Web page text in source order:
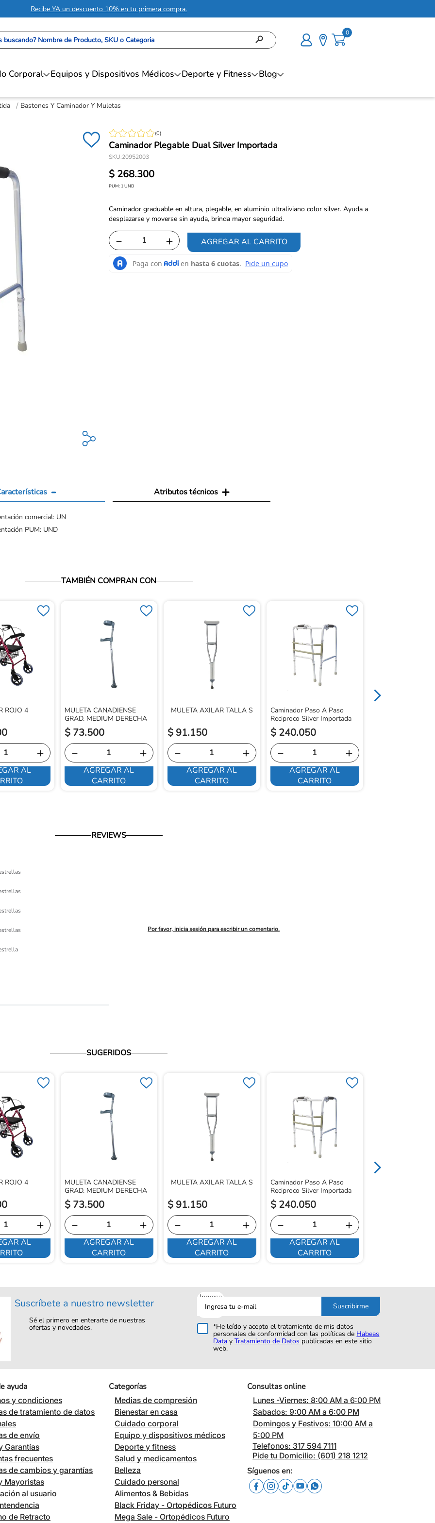
Recibe YA un descuento 10% en tu primera compra.
Nombre de Producto, SKU o Categoria 0
Corporal Equipos y Dispositivos Médicos Deporte y Fitness Blog
Bastones Y Caminador Y Muletas
(0)
Caminador Plegable Dual Silver Importada
SKU:20952003
$ 268.300
PUM: 1UND
Caminador graduable en altura, plegable, en aluminio ultraliviano color silver. Ayuda a
desplazarse y moverse sin ayuda, brinda mayor seguridad.
＋
－ AGREGAR AL CARRITO
Atributos técnicos
comercial: UN
PUM: UND
TAMBIÉN COMPRAN CON
ROJO 4
＋
AL
MULETA CANADIENSE
GRAD. MEDIUM DERECHA
$ 73.500
＋
－
AGREGAR AL
CARRITO
MULETA AXILAR TALLA S
$ 91.150
＋
－
AGREGAR AL
CARRITO
Caminador Paso A Paso
Reciproco Silver Importada
$ 240.050
＋
－
AGREGAR AL
CARRITO
REVIEWS
Por favor, inicia sesión para escribir un comentario.
SUGERIDOS
ROJO 4
＋
AL
MULETA CANADIENSE
GRAD. MEDIUM DERECHA
$ 73.500
＋
－
AGREGAR AL
CARRITO
MULETA AXILAR TALLA S
$ 91.150
＋
－
AGREGAR AL
CARRITO
Caminador Paso A Paso
Reciproco Silver Importada
$ 240.050
＋
－
AGREGAR AL
CARRITO
Suscríbete a nuestro newsletter
Sé el primero en enterarte de nuestras
ofertas y novedades.
Ingresa
tu
correo
Suscribirme
*He leído y acepto el tratamiento de mis datos
personales de conformidad con las políticas de Habeas
Data yTratamiento de Datos publicadas en este sitio
web.
ayuda
y condiciones
de tratamiento de datos
de envío
Garantías
frecuentes
de cambios y garantías
Mayoristas
al usuario
de Retracto
Categorías
Medias de compresión
Bienestar en casa
Cuidado corporal
Equipo y dispositivos médicos
Deporte y fitness
Salud y medicamentos
Belleza
Cuidado personal
Alimentos & Bebidas
Black Friday - Ortopédicos Futuro
Mega Sale - Ortopédicos Futuro
Consultas online
Lunes -Viernes: 8:00 AM a 6:00 PM
Sabados: 9:00 AM a 6:00 PM
Domingos y Festivos: 10:00 AM a
5:00 PM
Telefonos: 317 594 7111
Pide tu Domicilio: (601) 218 1212
Síguenos en: